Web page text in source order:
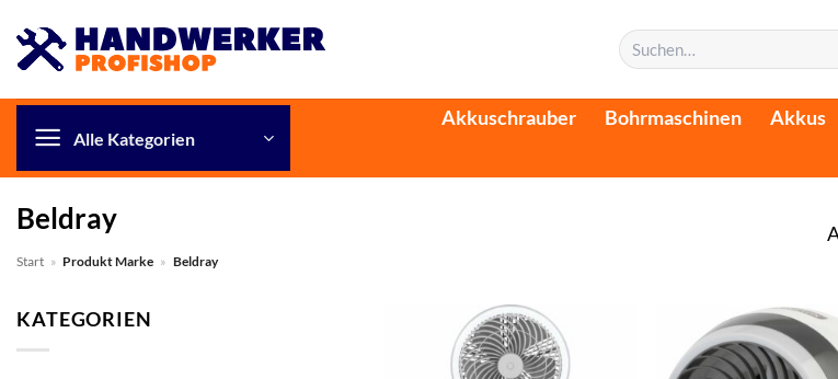
Inhalt
springen
Suchen
nach:
Alle Kategorien
Akkuschrauber Bohrmaschinen Akkus
Beldray
Start » Produkt Marke » Beldray
KATEGORIEN